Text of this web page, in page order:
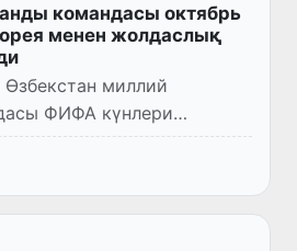
командасы октябрь
менен жолдаслық
миллий
ФИФА күнлери
күни Корея
командасы менен
өткереди.